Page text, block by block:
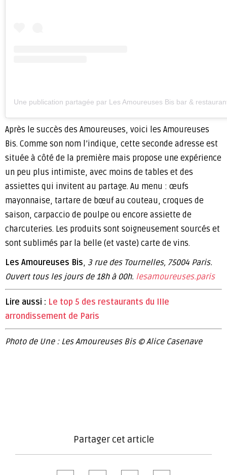
Une publication partagée par Les Amoureuses Bis bar &
Après le succès des Amoureuses, voici les Amoureuses
Bis. Comme son nom l’indique, cette seconde adresse est
située à côté de la première mais propose une expérience
un peu plus intimiste, avec moins de tables et des
assiettes qui invitent au partage. Au menu : œufs
mayonnaise, tartare de bœuf au couteau, croques de
saison, carpaccio de poulpe ou encore assiette de
charcuteries. Les produits sont soigneusement sourcés et
sont sublimés par la belle (et vaste) carte de vins.
Les Amoureuses Bis, 3 rue des Tournelles, 75004 Paris.
Ouvert tous les jours de 18h à 00h. lesamoureuses.paris
Lire aussi : Le top 5 des restaurants du IIIe
arrondissement de Paris
Photo de Une : Les Amoureuses Bis © Alice Casenave
Partager cet article